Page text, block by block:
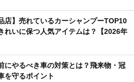
店】売れているカーシャンプーTOP10
れいに保つ人気アイテムは？【2026年
にやるべき車の対策とは？飛来物・冠
を守るポイント